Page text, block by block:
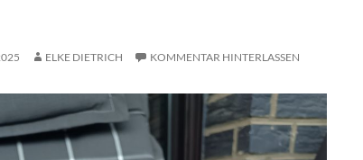
ELKE DIETRICH KOMMENTAR HINTERLASSEN